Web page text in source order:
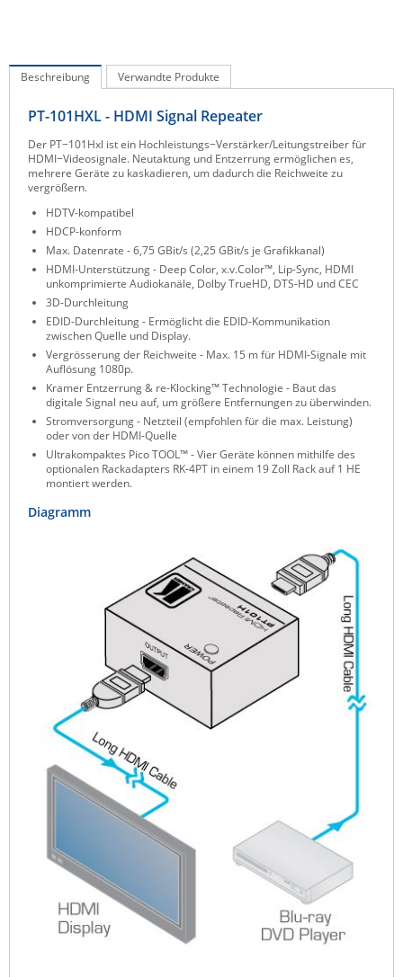
Kerlink
Kramer Electronics
KVM TEC
Legrand
LigoWave
Milesight
Moxa
Netio
Panorama Antennas
PatchSee
Power Kingdom
Poynting
Raritan
Riello UPS
Server Technology
Siretta
Tactical Software
Unwired Networks
WATTECO
Westermo
News zu unseren Herstellern
Beschreibung Verwandte Produkte
PT-101HXL - HDMI Signal Repeater
Der PT−101Hxl ist ein Hochleistungs−Verstärker/Leitungstreiber für
HDMI−Videosignale. Neutaktung und Entzerrung ermöglichen es,
mehrere Geräte zu kaskadieren, um dadurch die Reichweite zu
vergrößern.
HDTV-kompatibel
HDCP-konform
Max. Datenrate - 6,75 GBit/s (2,25 GBit/s je Grafikkanal)
HDMI-Unterstützung - Deep Color, x.v.Color™, Lip-Sync, HDMI
unkomprimierte Audiokanäle, Dolby TrueHD, DTS-HD und CEC
3D-Durchleitung
EDID-Durchleitung - Ermöglicht die EDID-Kommunikation
zwischen Quelle und Display.
Vergrösserung der Reichweite - Max. 15 m für HDMI-Signale mit
Auflösung 1080p.
Kramer Entzerrung & re-Klocking™ Technologie - Baut das
digitale Signal neu auf, um größere Entfernungen zu überwinden.
Stromversorgung - Netzteil (empfohlen für die max. Leistung)
oder von der HDMI-Quelle
Ultrakompaktes Pico TOOL™ - Vier Geräte können mithilfe des
optionalen Rackadapters RK-4PT in einem 19 Zoll Rack auf 1 HE
montiert werden.
Diagramm